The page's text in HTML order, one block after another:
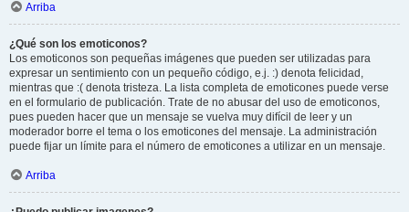
Arriba
¿Qué son los emoticonos?
Los emoticonos son pequeñas imágenes que pueden ser utilizadas para
expresar un sentimiento con un pequeño código, e.j. :) denota felicidad,
mientras que :( denota tristeza. La lista completa de emoticones puede verse
en el formulario de publicación. Trate de no abusar del uso de emoticonos,
pues pueden hacer que un mensaje se vuelva muy difícil de leer y un
moderador borre el tema o los emoticones del mensaje. La administración
puede fijar un límite para el número de emoticones a utilizar en un mensaje.
Arriba